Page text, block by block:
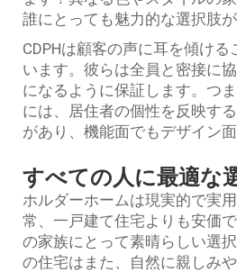
誰にとっても魅力的な選択肢が
CDPHは顧客の声に耳を傾ける
います。彼らは全員と密接に
になるように保証します。つ
には、居住者の個性を反映す
があり、機能面でもデザイン
すべての人に最適な
ホルダーホームは現実的で実
常、一戸建て住宅よりも安価
の家族にとって素晴らしい選
の住宅はまた、自然に親しみ